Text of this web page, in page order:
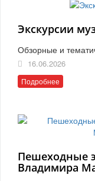
Экскурсии
Обзорные и
16.06.2026
Подробнее
Пешеходные
Владимира